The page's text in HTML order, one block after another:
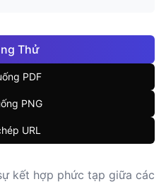
Thử
PDF
PNG
URL
kết hợp phức tạp giữa các